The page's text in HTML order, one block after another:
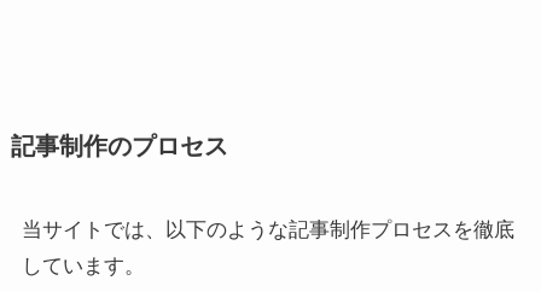
記事制作のプロセス
当サイトでは、以下のような記事制作プロセスを徹底
しています。